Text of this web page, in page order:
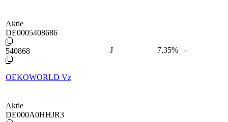
Aktie
DE0005408686
540868
OEKOWORLD Vz
J 7,35% -
Aktie
DE000A0HHJR3